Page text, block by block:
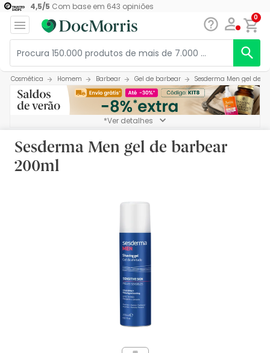
4,5/5 Com base em 643 opiniões
0
Cosmética Homem Barbear Gel de barbear Sesderma Men gel de
*Ver detalhes
Sesderma Men gel de barbear
200ml